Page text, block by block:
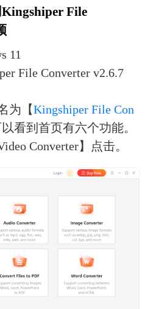
File
11
File Converter v2.6.7
为【Kingshiper File Con
看到首页有六个功能。
Converter】点击。